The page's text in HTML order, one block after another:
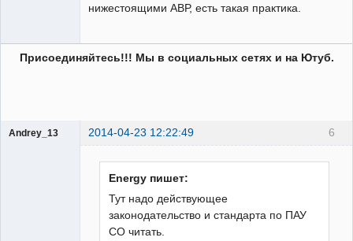
нижестоящими АВР, есть такая практика.
Присоединяйтесь!!! Мы в социальных сетях и на Ютуб.
6
Andrey_13 2014-04-23 12:22:49
Energy пишет:
Тут надо действующее
законодательство и стандарта по ПАУ
СО читать.